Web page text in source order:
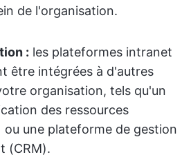
de l'organisation.
: les plateformes intranet
être intégrées à d'autres
organisation, tels qu'un
des ressources
ou une plateforme de gestion
(CRM).